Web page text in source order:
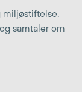
miljøstiftelse.
samtaler om